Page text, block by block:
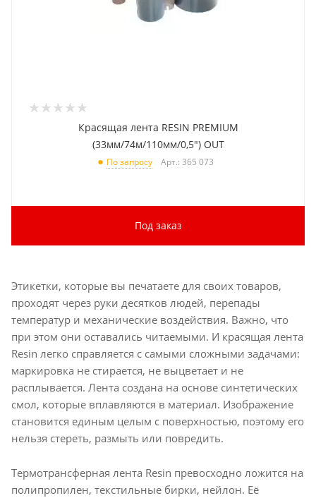
Красящая лента RESIN PREMIUM
(33мм/74м/110мм/0,5") OUT
По запросу Арт.: 365 073
Под заказ
Этикетки, которые вы печатаете для своих товаров,
проходят через руки десятков людей, перепады
температур и механические воздействия. Важно, что
при этом они оставались читаемыми. И красящая лента
Resin легко справляется с самыми сложными задачами:
маркировка не стирается, не выцветает и не
расплывается. Лента создана на основе синтетических
смол, которые вплавляются в материал. Изображение
становится единым целым с поверхностью, поэтому его
нельзя стереть, размыть или повредить.
Термотрансферная лента Resin превосходно ложится на
полипропилен, текстильные бирки, нейлон. Её